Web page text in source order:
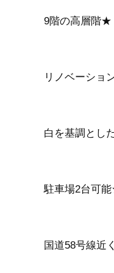
9階の高層階★
リノベーショ
白を基調とし
駐車場2台可
国道58号線近